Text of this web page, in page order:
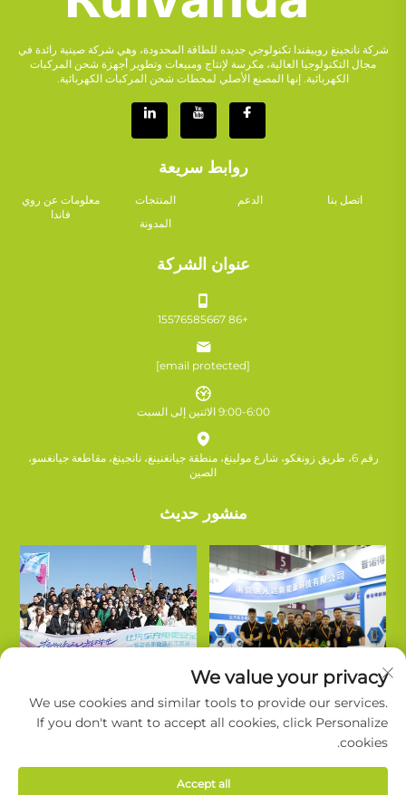
شركة نانجينغ روييفندا تكنولوجي جديده للطاقة المحدودة، وهي شركة صينية رائدة في
مجال التكنولوجيا العالية، مكرسة لإنتاج ومبيعات وتطوير أجهزة شحن المركبات
الكهربائية. إنها المصنع الأصلي لمحطات شحن المركبات الكهربائية.
روابط سريعة
معلومات عن روي
فاندا
المنتجات الدعم
اتصل بنا
المدونة
عنوان الشركة
+86 15576585667
[email protected]
9:00-6:00 الاثنين إلى السبت
رقم 6، طريق زونغكو، شارع مولينغ، منطقة جيانغنينغ، نانجينغ، مقاطعة جيانغسو،
الصين
منشور حديث
حقوق النشر © شركة نانجينغ روييفاندا للتكنولوجيا الجديدة للطاقة المحدودة. جميع
We value your privacy
We use cookies and similar tools to provide our services.
If you don't want to accept all cookies, click Personalize
cookies.
Accept all